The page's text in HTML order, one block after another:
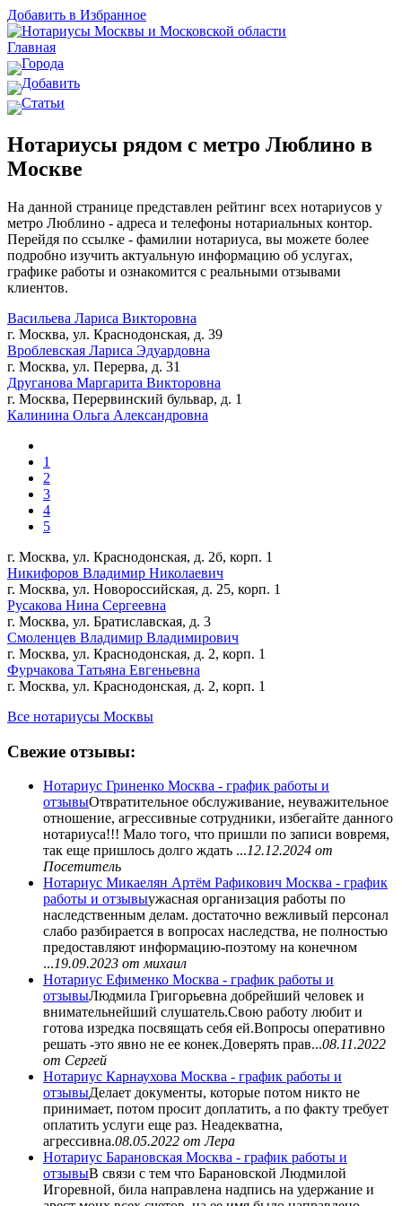
Добавить в Избранное
Главная
Города
Добавить
Статьи
Нотариусы рядом с метро Люблино в
Москве
На данной странице представлен рейтинг всех нотариусов у
метро Люблино - адреса и телефоны нотариальных контор.
Перейдя по ссылке - фамилии нотариуса, вы можете более
подробно изучить актуальную информацию об услугах,
графике работы и ознакомится с реальными отзывами
клиентов.
Васильева Лариса Викторовна
г. Москва, ул. Краснодонская, д. 39
Вроблевская Лариса Эдуардовна
г. Москва, ул. Перерва, д. 31
Друганова Маргарита Викторовна
г. Москва, Перервинский бульвар, д. 1
Калинина Ольга Александровна
1
2
3
4
5
г. Москва, ул. Краснодонская, д. 2б, корп. 1
Никифоров Владимир Николаевич
г. Москва, ул. Новороссийская, д. 25, корп. 1
Русакова Нина Сергеевна
г. Москва, ул. Братиславская, д. 3
Смоленцев Владимир Владимирович
г. Москва, ул. Краснодонская, д. 2, корп. 1
Фурчакова Татьяна Евгеньевна
г. Москва, ул. Краснодонская, д. 2, корп. 1
Все нотариусы Москвы
Свежие отзывы:
Нотариус Гриненко Москва - график работы и
отзывыОтвратительное обслуживание, неуважительное
отношение, агрессивные сотрудники, избегайте данного
нотариуса!!! Мало того, что пришли по записи вовремя,
так еще пришлось долго ждать ...12.12.2024 от
Посетитель
Нотариус Микаелян Артём Рафикович Москва - график
работы и отзывыужасная организация работы по
наследственным делам. достаточно вежливый персонал
слабо разбирается в вопросах наследства, не полностью
предоставляют информацию-поэтому на конечном
...19.09.2023 от михаил
Нотариус Ефименко Москва - график работы и
отзывыЛюдмила Григорьевна добрейший человек и
внимательнейший слушатель.Свою работу любит и
готова изредка посвящать себя ей.Вопросы оперативно
решать -это явно не ее конек.Доверять прав...08.11.2022
от Сергей
Нотариус Карнаухова Москва - график работы и
отзывыДелает документы, которые потом никто не
принимает, потом просит доплатить, а по факту требует
оплатить услуги еще раз. Неадекватна,
агрессивна.08.05.2022 от Лера
Нотариус Барановская Москва - график работы и
отзывыВ связи с тем что Барановской Людмилой
Игоревной, била направлена надпись на удержание и